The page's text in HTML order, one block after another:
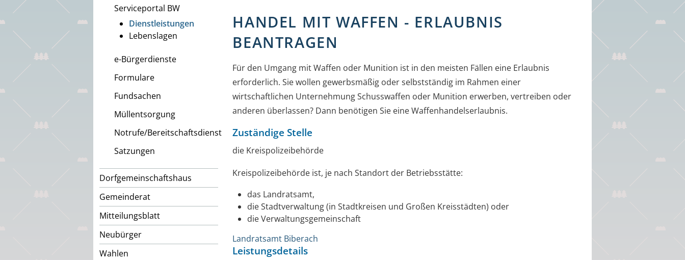
Serviceportal BW
Dienstleistungen
Lebenslagen
e-Bürgerdienste
Formulare
Fundsachen
Müllentsorgung
Notrufe/Bereitschaftsdienst
Satzungen
Dorfgemeinschaftshaus
Gemeinderat
Mitteilungsblatt
Neubürger
Wahlen
HANDEL MIT WAFFEN - ERLAUBNIS
BEANTRAGEN
Für den Umgang mit Waffen oder Munition ist in den meisten Fällen eine Erlaubnis
erforderlich. Sie wollen gewerbsmäßig oder selbstständig im Rahmen einer
wirtschaftlichen Unternehmung Schusswaffen oder Munition erwerben, vertreiben oder
anderen überlassen? Dann benötigen Sie eine Waffenhandelserlaubnis.
Zuständige Stelle
die Kreispolizeibehörde
Kreispolizeibehörde ist, je nach Standort der Betriebsstätte:
das Landratsamt,
die Stadtverwaltung (in Stadtkreisen und Großen Kreisstädten) oder
die Verwaltungsgemeinschaft
Landratsamt Biberach
Leistungsdetails